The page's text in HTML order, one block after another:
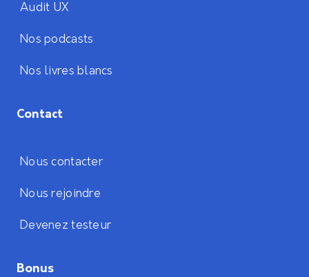
Audit UX
Nos podcasts
Nos livres blancs
Contact
Nous contacter
Nous rejoindre
Devenez testeur
Bonus